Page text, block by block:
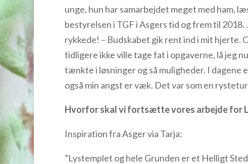
unge, hun har samarbejdet meget med ham,
bestyrelsen i TGF i Asgers tid og frem
rykkede! – Budskabet gik rent ind i mit hjerte.
tidligere ikke ville tage fat i opgaverne, lå jeg
tænkte i løsninger og så muligheder. I
også min angst er væk. Det var som en
Hvorfor skal vi fortsætte vores arbejde for
Inspiration fra Asger via Tarja:
”Lystemplet og hele Grunden er et Helligt